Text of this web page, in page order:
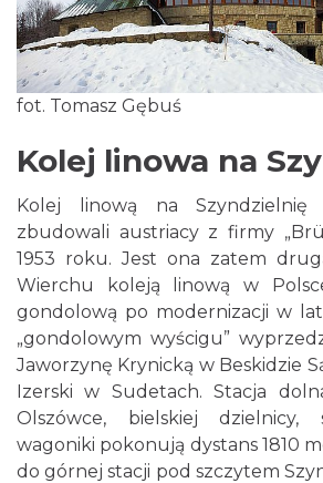
fot. Tomasz Gębuś
Kolej linowa na
Kolej linową na Szyndzielnię
zbudowali austriacy z firmy
1953 roku. Jest ona zatem
Wierchu koleją linową w
gondolową po modernizacji w
„gondolowym wyścigu”
Jaworzynę Krynicką w Beskidzie
Izerski w Sudetach. Stacja
Olszówce, bielskiej dzielnicy,
wagoniki pokonują dystans 1810
do górnej stacji pod szczytem